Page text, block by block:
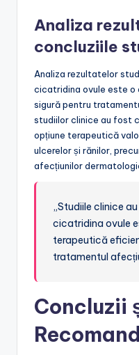
Analiza
concluziile
Analiza rezultatelor
cicatridina ovule este
sigură pentru
studiilor clinice au fost
opțiune terapeutică
ulcerelor și rănilor,
afecțiunilor
„Studiile clinice
cicatridina ovule
terapeutică
tratamentul
Concluzii